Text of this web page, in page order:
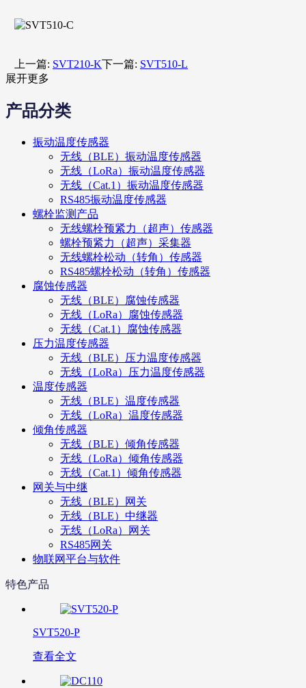
上一篇: SVT210-K下一篇: SVT510-L
展开更多
产品分类
振动温度传感器
无线（BLE）振动温度传感器
无线（LoRa）振动温度传感器
无线（Cat.1）振动温度传感器
RS485振动温度传感器
螺栓监测产品
无线螺栓预紧力（超声）传感器
螺栓预紧力（超声）采集器
无线螺栓松动（转角）传感器
RS485螺栓松动（转角）传感器
腐蚀传感器
无线（BLE）腐蚀传感器
无线（LoRa）腐蚀传感器
无线（Cat.1）腐蚀传感器
压力温度传感器
无线（BLE）压力温度传感器
无线（LoRa）压力温度传感器
温度传感器
无线（BLE）温度传感器
无线（LoRa）温度传感器
倾角传感器
无线（BLE）倾角传感器
无线（LoRa）倾角传感器
无线（Cat.1）倾角传感器
网关与中继
无线（BLE）网关
无线（BLE）中继器
无线（LoRa）网关
RS485网关
物联网平台与软件
特色产品
SVT520-P
查看全文